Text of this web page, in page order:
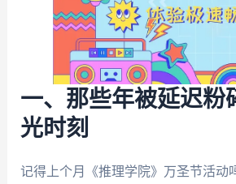
一、那些年被延迟粉
光时刻
记得上个月《推理学院》万圣节活动